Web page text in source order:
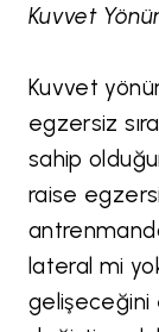
Kuvvet
Kuvvet
egzersiz
sahip
raise
lateral mi
gelişeceğini